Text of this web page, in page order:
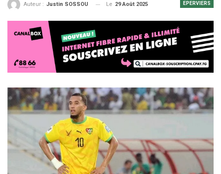
EPERVIERS
Auteur : Justin SOSSOU Le 29 Août 2025